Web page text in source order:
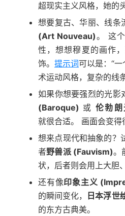
超现实主义风格，她的
想要复古、华丽、线条
(Art Nouveau)。 这
性，想想穆夏的画作
饰。 提示词可以是：“
术运动风格，复杂的线
如果你想要强烈的光影
(Baroque) 或伦勃
就很合适。 画面会变得
想来点现代和抽象的？
者野兽派 (Fauvism)。
状，后者则会用上大胆
还有像印象主义
的瞬间变化，
日本浮
的东方古典美。